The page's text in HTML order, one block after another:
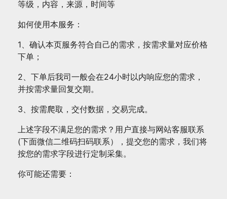
等级，内容，来源，时间等
如何使用本服务：
1、确认本页服务符合自己的需求，按需求量对应价格
下单；
2、下单后我司一般会在24小时以内响应您的需求，
并按需求量回复交期。
3、按需爬取，交付数据，交易完成。
上述字段不满足您的需求？用户直接与网站客服联系
(下面微信二维码扫码联系），提交您的需求，我们将
按您的需求字段进行定制采集。
你可能还需要：